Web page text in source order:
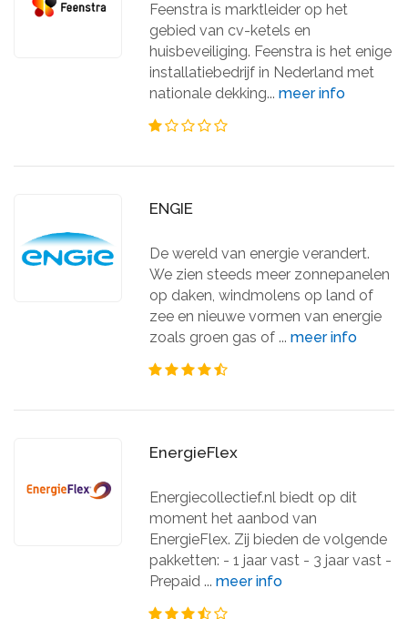
Feenstra is marktleider op het
gebied van cv-ketels en
huisbeveiliging. Feenstra is het enige
installatiebedrijf in Nederland met
nationale dekking...meer info
ENGIE
De wereld van energie verandert.
We zien steeds meer zonnepanelen
op daken, windmolens op land of
zee en nieuwe vormen van energie
zoals groen gas of ...meer info
EnergieFlex
Energiecollectief.nl biedt op dit
moment het aanbod van
EnergieFlex. Zij bieden de volgende
pakketten: - 1 jaar vast - 3 jaar vast -
Prepaid ...meer info